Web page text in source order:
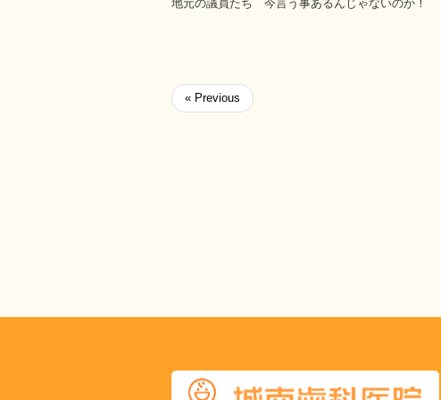
地元の議員たち 今言う事あるんじゃないのか！
« Previous